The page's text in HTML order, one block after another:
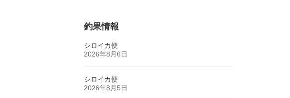
釣果情報
シロイカ便
2026年8月6日
シロイカ便
2026年8月5日